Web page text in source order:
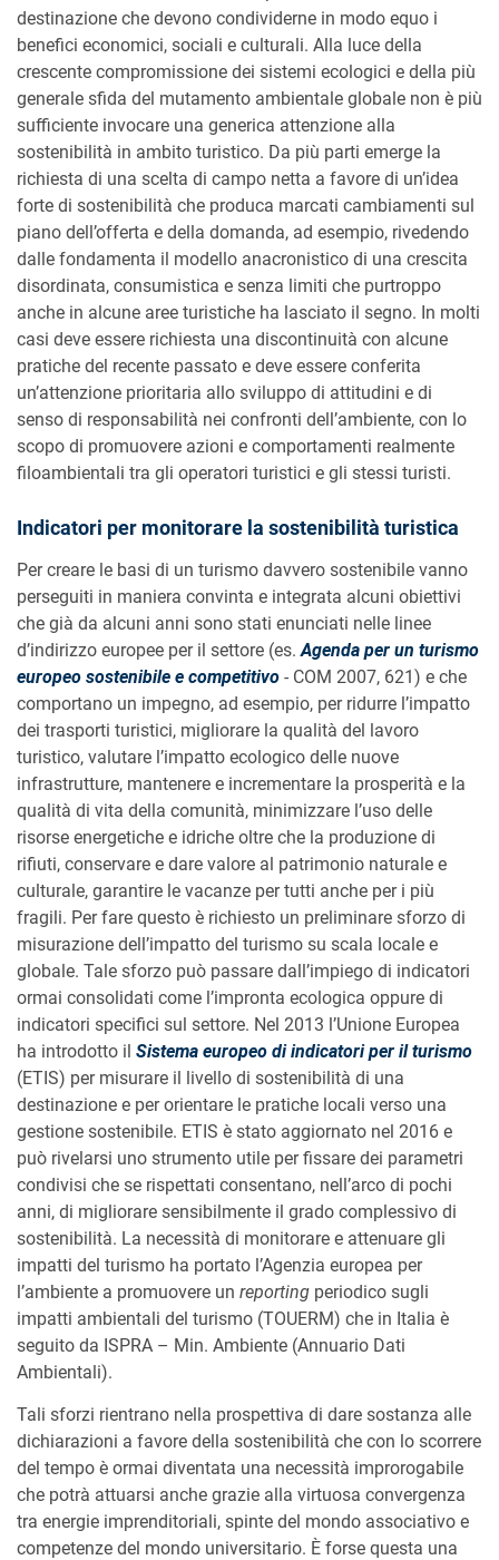
destinazione che devono condividerne in modo equo i
benefici economici, sociali e culturali. Alla luce della
crescente compromissione dei sistemi ecologici e della più
generale sfida del mutamento ambientale globale non è più
sufficiente invocare una generica attenzione alla
sostenibilità in ambito turistico. Da più parti emerge la
richiesta di una scelta di campo netta a favore di un’idea
forte di sostenibilità che produca marcati cambiamenti sul
piano dell’offerta e della domanda, ad esempio, rivedendo
dalle fondamenta il modello anacronistico di una crescita
disordinata, consumistica e senza limiti che purtroppo
anche in alcune aree turistiche ha lasciato il segno. In molti
casi deve essere richiesta una discontinuità con alcune
pratiche del recente passato e deve essere conferita
un’attenzione prioritaria allo sviluppo di attitudini e di
senso di responsabilità nei confronti dell’ambiente, con lo
scopo di promuovere azioni e comportamenti realmente
filoambientali tra gli operatori turistici e gli stessi turisti.
Indicatori per monitorare la sostenibilità turistica
Per creare le basi di un turismo davvero sostenibile vanno
perseguiti in maniera convinta e integrata alcuni obiettivi
che già da alcuni anni sono stati enunciati nelle linee
d’indirizzo europee per il settore (es.Agenda per un turismo
europeo sostenibile e competitivo - COM 2007, 621) e che
comportano un impegno, ad esempio, per ridurre l’impatto
dei trasporti turistici, migliorare la qualità del lavoro
turistico, valutare l’impatto ecologico delle nuove
infrastrutture, mantenere e incrementare la prosperità e la
qualità di vita della comunità, minimizzare l’uso delle
risorse energetiche e idriche oltre che la produzione di
rifiuti, conservare e dare valore al patrimonio naturale e
culturale, garantire le vacanze per tutti anche per i più
fragili. Per fare questo è richiesto un preliminare sforzo di
misurazione dell’impatto del turismo su scala locale e
globale. Tale sforzo può passare dall’impiego di indicatori
ormai consolidati come l’impronta ecologica oppure di
indicatori specifici sul settore. Nel 2013 l’Unione Europea
ha introdotto il Sistema europeo di indicatori per il turismo
(ETIS) per misurare il livello di sostenibilità di una
destinazione e per orientare le pratiche locali verso una
gestione sostenibile. ETIS è stato aggiornato nel 2016 e
può rivelarsi uno strumento utile per fissare dei parametri
condivisi che se rispettati consentano, nell’arco di pochi
anni, di migliorare sensibilmente il grado complessivo di
sostenibilità. La necessità di monitorare e attenuare gli
impatti del turismo ha portato l’Agenzia europea per
l’ambiente a promuovere un reporting periodico sugli
impatti ambientali del turismo (TOUERM) che in Italia è
seguito da ISPRA – Min. Ambiente (Annuario Dati
Ambientali).
Tali sforzi rientrano nella prospettiva di dare sostanza alle
dichiarazioni a favore della sostenibilità che con lo scorrere
del tempo è ormai diventata una necessità improrogabile
che potrà attuarsi anche grazie alla virtuosa convergenza
tra energie imprenditoriali, spinte del mondo associativo e
competenze del mondo universitario. È forse questa una